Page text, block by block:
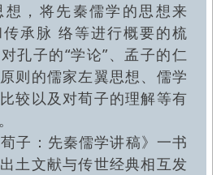
想，将先秦儒学的思想来
承脉 络等进行概要的梳
孔子的“学论”、孟子的仁
则的儒家左翼思想、儒学
较以及对荀子的理解等有
荀子：先秦儒学讲稿》一书
土文献与传世经典相互发